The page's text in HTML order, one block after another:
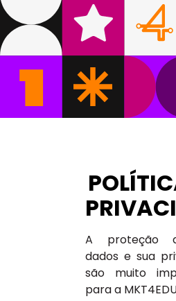
A proteção
dados e sua
são muito
para a